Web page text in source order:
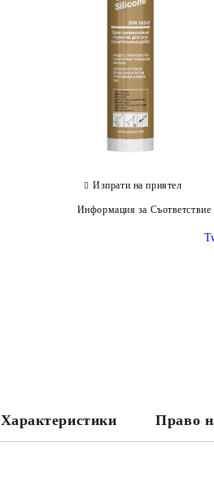
Изпрати на приятел
Информация за Съответствие
Характеристики Право